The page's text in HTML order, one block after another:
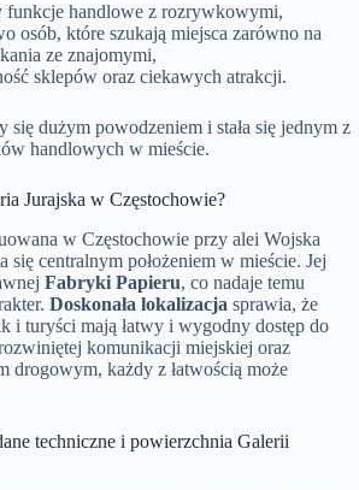
funkcje handlowe z rozrywkowymi,
osób, które szukają miejsca zarówno na
ze znajomymi,
sklepów oraz ciekawych atrakcji.
się dużym powodzeniem i stała się jednym z
handlowych w mieście.
Jurajska w Częstochowie?
w Częstochowie przy alei Wojska
centralnym położeniem w mieście. Jej
Fabryki Papieru, co nadaje temu
Doskonała lokalizacja sprawia, że
i turyści mają łatwy i wygodny dostęp do
komunikacji miejskiej oraz
drogowym, każdy z łatwością może
techniczne i powierzchnia Galerii